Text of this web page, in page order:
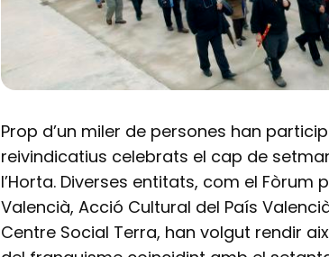
Prop d’un miler de persones han
reivindicatius celebrats el cap de
l’Horta. Diverses entitats, com el Fòrum
Valencià, Acció Cultural del País
Centre Social Terra, han volgut rendir